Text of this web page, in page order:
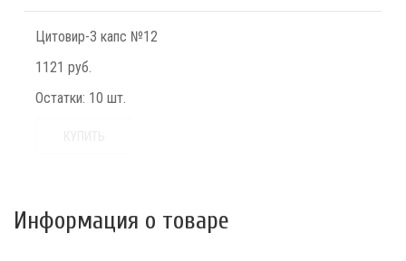
Цитовир-3 капс №12
1121 руб.
Остатки: 10 шт.
Информация о товаре